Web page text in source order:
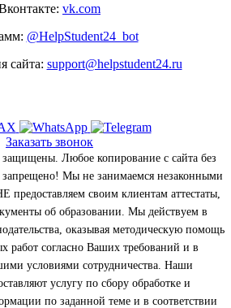
vk.com
@HelpStudent24_bot
сайта: support@helpstudent24.ru
Заказать звонок
Любое копирование с сайта без
запрещено! Мы не занимаемся незаконными
предоставляем своим клиентам аттестаты,
об образовании. Мы действуем в
оказывая методическую помощь
работ согласно Ваших требований и в
условиями сотрудничества. Наши
услугу по сбору обработке и
по заданной теме и в соответствии